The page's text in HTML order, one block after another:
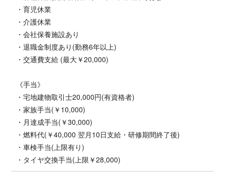
・育児休業
・介護休業
・会社保養施設あり
・退職金制度あり(勤務6年以上)
・交通費支給 (最大￥20,000)
《手当》
・宅地建物取引士20,000円(有資格者)
・家族手当(￥10,000)
・月達成手当(￥30,000)
・燃料代(￥40,000 翌月10日支給・研修期間終了後)
・車検手当(上限有り)
・タイヤ交換手当(上限￥28,000)